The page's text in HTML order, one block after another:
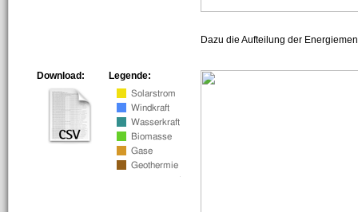
Dazu die Aufteilung der
Legende:
Download: